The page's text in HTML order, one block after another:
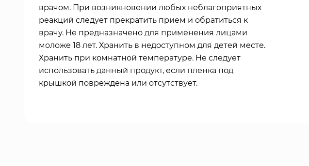
врачом. При возникновении любых неблагоприятных
реакций следует прекратить прием и обратиться к
врачу. Не предназначено для применения лицами
моложе 18 лет. Хранить в недоступном для детей месте.
Хранить при комнатной температуре. Не следует
использовать данный продукт, если пленка под
крышкой повреждена или отсутствует.